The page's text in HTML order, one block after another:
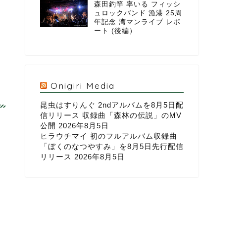
森田釣竿 率いる フィッシ
ュロックバンド 漁港 25周
年記念 湾マンライブ レポ
ート (後編）
Onigiri Media
昆虫はすりんぐ 2ndアルバムを8月5日配
信リリース 収録曲「森林の伝説」のMV
公開 2026年8月5日
ヒラウチマイ 初のフルアルバム収録曲
「ぼくのなつやすみ」を8月5日先行配信
リリース 2026年8月5日